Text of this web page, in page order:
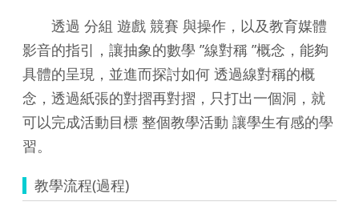
透過 分組 遊戲 競賽 與操作，以及教育媒體
影音的指引，讓抽象的數學 ”線對稱 ”概念，能夠
具體的呈現，並進而探討如何 透過線對稱的概
念，透過紙張的對摺再對摺，只打出一個洞，就
可以完成活動目標 整個教學活動 讓學生有感的學
習。
教學流程(過程)